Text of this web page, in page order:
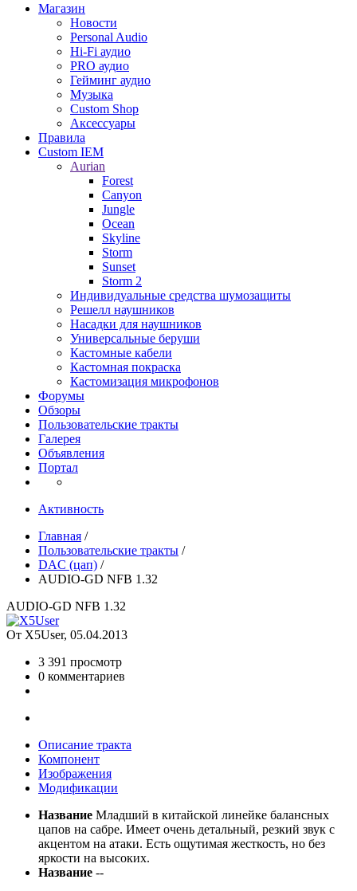
Магазин
Новости
Personal Audio
Hi-Fi аудио
PRO аудио
Гейминг аудио
Музыка
Custom Shop
Аксессуары
Правила
Custom IEM
Aurian
Forest
Canyon
Jungle
Ocean
Skyline
Storm
Sunset
Storm 2
Индивидуальные средства шумозащиты
Решелл наушников
Насадки для наушников
Универсальные беруши
Кастомные кабели
Кастомная покраска
Кастомизация микрофонов
Форумы
Обзоры
Пользовательские тракты
Галерея
Объявления
Портал
Активность
Главная /
Пользовательские тракты /
DAC (цап) /
AUDIO-GD NFB 1.32
AUDIO-GD NFB 1.32
От X5User, 05.04.2013
3 391 просмотр
0 комментариев
Описание тракта
Компонент
Изображения
Модификации
Название Младший в китайской линейке балансных
цапов на сабре. Имеет очень детальный, резкий звук с
акцентом на атаки. Есть ощутимая жесткость, но без
яркости на высоких.
Название --